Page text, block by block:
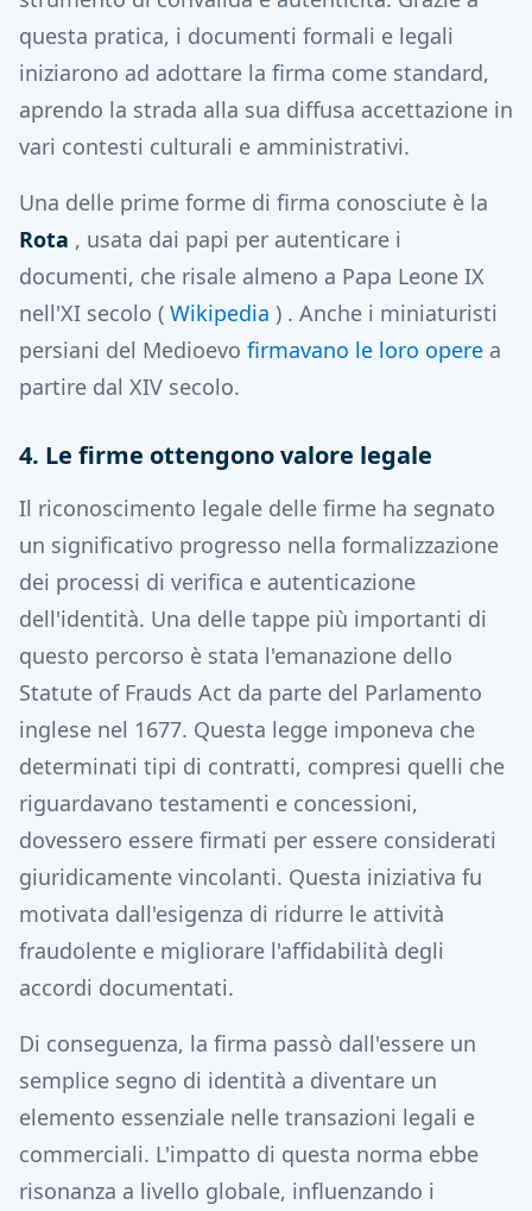
questa pratica, i documenti formali e legali
iniziarono ad adottare la firma come standard,
aprendo la strada alla sua diffusa accettazione in
vari contesti culturali e amministrativi.
Una delle prime forme di firma conosciute è la
Rota , usata dai papi per autenticare i
documenti, che risale almeno a Papa Leone IX
nell'XI secolo ( Wikipedia ) . Anche i miniaturisti
persiani del Medioevo firmavano le loro opere a
partire dal XIV secolo.
4. Le firme ottengono valore legale
Il riconoscimento legale delle firme ha segnato
un significativo progresso nella formalizzazione
dei processi di verifica e autenticazione
dell'identità. Una delle tappe più importanti di
questo percorso è stata l'emanazione dello
Statute of Frauds Act da parte del Parlamento
inglese nel 1677. Questa legge imponeva che
determinati tipi di contratti, compresi quelli che
riguardavano testamenti e concessioni,
dovessero essere firmati per essere considerati
giuridicamente vincolanti. Questa iniziativa fu
motivata dall'esigenza di ridurre le attività
fraudolente e migliorare l'affidabilità degli
accordi documentati.
Di conseguenza, la firma passò dall'essere un
semplice segno di identità a diventare un
elemento essenziale nelle transazioni legali e
commerciali. L'impatto di questa norma ebbe
risonanza a livello globale, influenzando i